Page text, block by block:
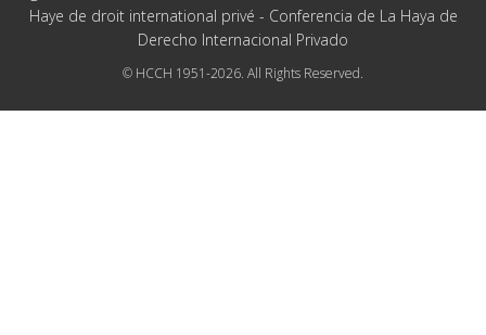
Haye de droit international privé - Conferencia de La Haya de
Derecho Internacional Privado
© HCCH 1951-2026. All Rights Reserved.